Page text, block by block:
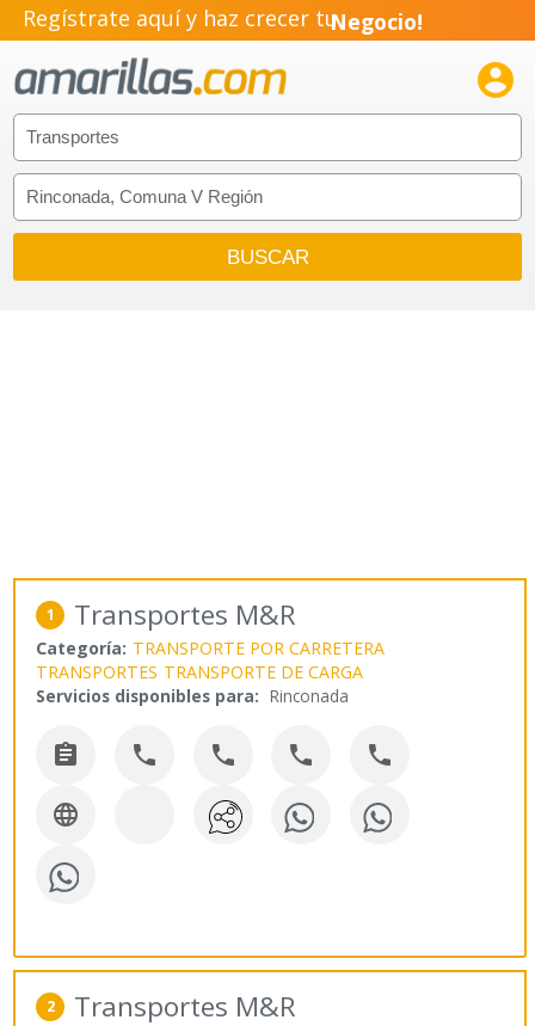
Regístrate aquí y haz crecer tuNegocio!
Emprendimiento!

1 Transportes M&R
Categoría: TRANSPORTE POR CARRETERA
TRANSPORTES TRANSPORTE DE CARGA
Servicios disponibles para: Rinconada
    

2 Transportes M&R